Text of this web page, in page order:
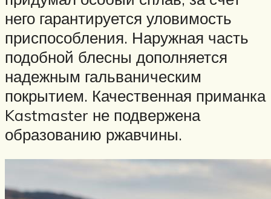
него гарантируется уловимость
приспособления. Наружная часть
подобной блесны дополняется
надежным гальваническим
покрытием. Качественная приманка
Kastmaster не подвержена
образованию ржавчины.